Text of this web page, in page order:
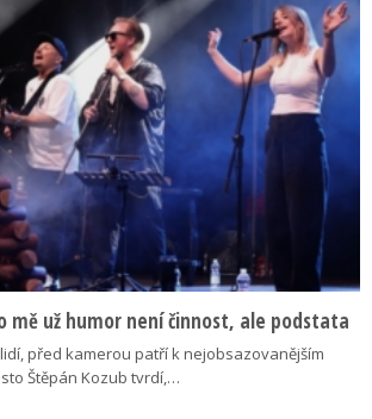
mě už humor není činnost, ale podstata
před kamerou patří k nejobsazovanějším
Štěpán Kozub tvrdí,…